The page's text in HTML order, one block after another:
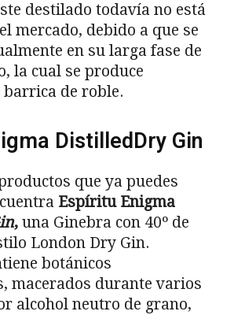
destilado todavía no está
mercado, debido a que se
en su larga fase de
la cual se produce
de roble.
DistilledDry Gin
que ya puedes
Espíritu Enigma
, una Ginebra con 40º de
London Dry Gin.
botánicos
macerados durante varios
alcohol neutro de grano,